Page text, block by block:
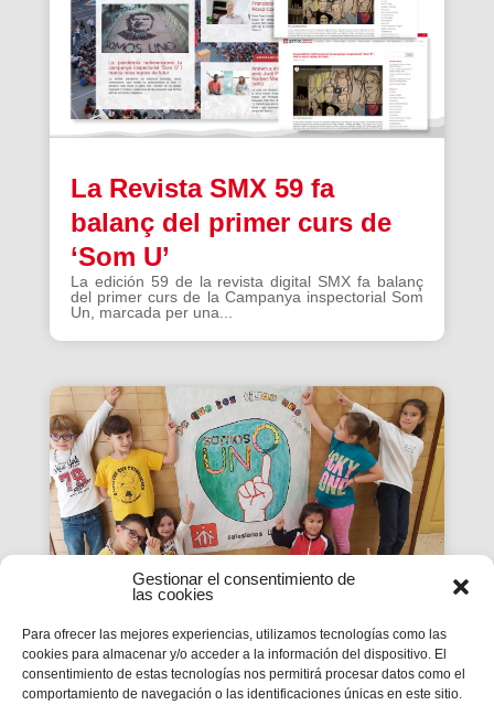
Gestionar el consentimiento de
las cookies
Para ofrecer las mejores experiencias, utilizamos tecnologías como las
cookies para almacenar y/o acceder a la información del dispositivo. El
consentimiento de estas tecnologías nos permitirá procesar datos como el
comportamiento de navegación o las identificaciones únicas en este sitio.
La Revista SMX 59 fa
balanç del primer curs de
‘Som U’
La edición 59 de la revista digital SMX fa balanç
del primer curs de la Campanya inspectorial Som
Un, marcada per una...
La Revista SMX 59 hace